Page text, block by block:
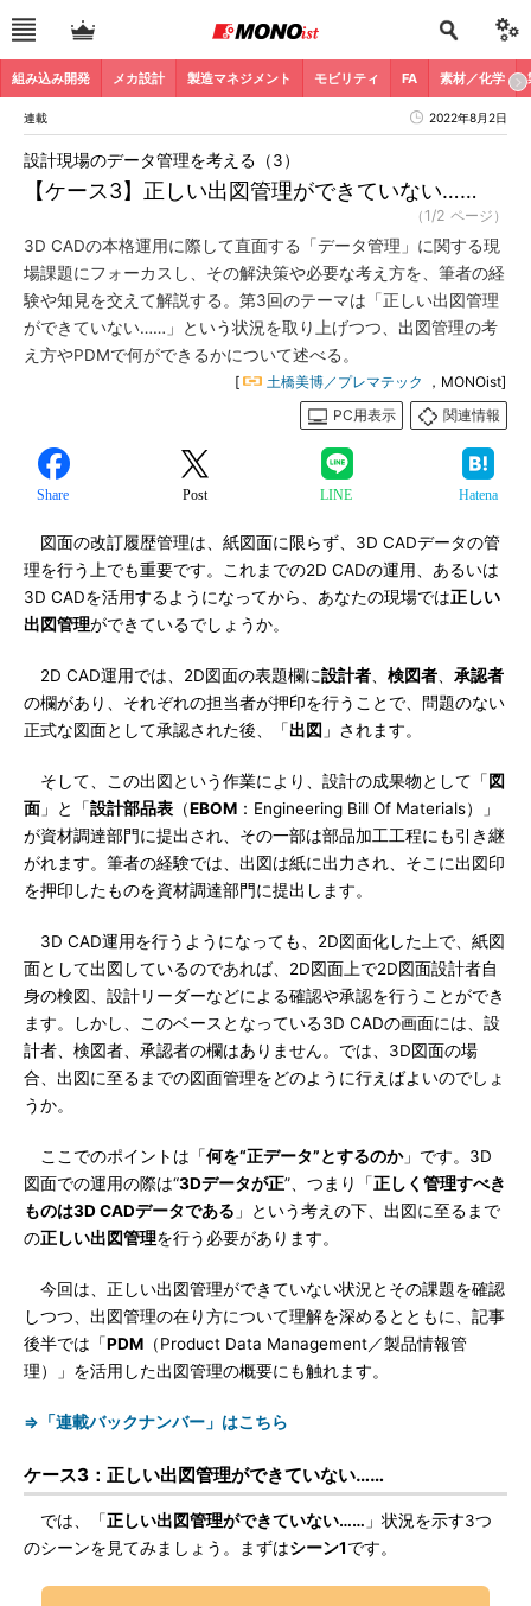
組み込み開発 メカ設計 製造マネジメント モビリティ FA 素材／化学
連載 2022年8月2日
【ケース3】正しい出図管理ができていない……
設計現場のデータ管理を考える（3）
（1/2 ページ）
3D CADの本格運用に際して直面する「データ管理」に関する現
場課題にフォーカスし、その解決策や必要な考え方を、筆者の経
験や知見を交えて解説する。第3回のテーマは「正しい出図管理
ができていない……」という状況を取り上げつつ、出図管理の考
え方やPDMで何ができるかについて述べる。
[ 土橋美博／プレマテック
，MONOist]
PC用表示
関連情報
Share Post LINE Hatena
図面の改訂履歴管理は、紙図面に限らず、3D CADデータの管
理を行う上でも重要です。これまでの2D CADの運用、あるいは
3D CADを活用するようになってから、あなたの現場では正しい
出図管理ができているでしょうか。
2D CAD運用では、2D図面の表題欄に設計者 検図者
承認者
の欄があり、それぞれの担当者が押印を行うことで、問題のない
正式な図面として承認された後、「出図 」されます。
そして、この出図という作業により、設計の成果物として「 図
面 」と「設計部品表 （EBOM ：Engineering Bill Of Materials）」
が資材調達部門に提出され、その一部は部品加工工程にも引き継
がれます。筆者の経験では、出図は紙に出力され、そこに出図印
を押印したものを資材調達部門に提出します。
3D CAD運用を行うようになっても、2D図面化した上で、紙図
面として出図しているのであれば、2D図面上で2D図面設計者自
身の検図、設計リーダーなどによる確認や承認を行うことができ
ます。しかし、このベースとなっている3D CADの画面には、設
計者、検図者、承認者の欄はありません。では、3D図面の場
合、出図に至るまでの図面管理をどのように行えばよいのでしょ
うか。
ここでのポイントは「何を“正データ”とするのか」です。3D
図面での運用の際は“3Dデータが正”、つまり「正しく管理すべき
ものは3D CADデータである 」という考えの下、出図に至るまで
の正しい出図管理を行う必要があります。
今回は、正しい出図管理ができていない状況とその課題を確認
しつつ、出図管理の在り方について理解を深めるとともに、記事
後半では「PDM （Product Data Management／製品情報管
理）」を活用した出図管理の概要にも触れます。
⇒「連載バックナンバー」はこちら
ケース3：正しい出図管理ができていない……
では、「正しい出図管理ができていない…… 」状況を示す3つ
のシーンを見てみましょう。まずはシーン1です。